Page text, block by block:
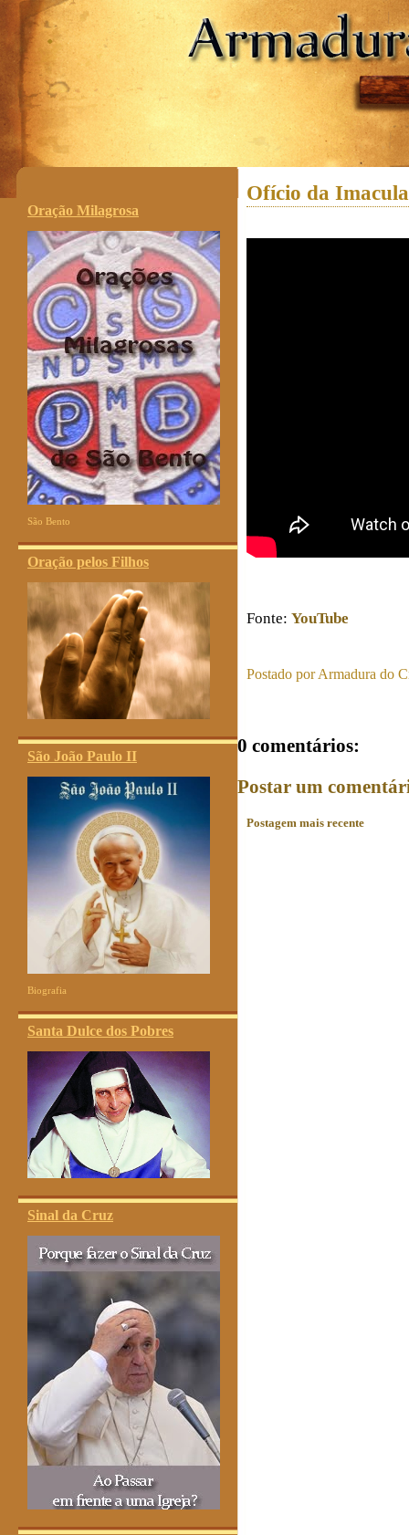
.
Oração Milagrosa
São Bento
Oração pelos Filhos
São João Paulo II
Biografia
Santa Dulce dos Pobres
Sinal da Cruz
Ofício da
Fonte: YouTube
Postado porArmadura do
0 comentários:
Postar um
Postagem mais recente